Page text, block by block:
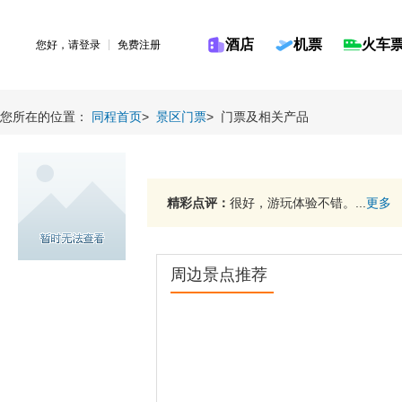
您好，请登录 免费注册 酒店 机票 火车
您所在的位置： 同程首页> 景区门票> 门票及相关产品
精彩点评： 很好，游玩体验不错。... 更多
周边景点推荐